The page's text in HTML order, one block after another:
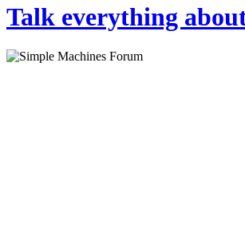
Talk everything